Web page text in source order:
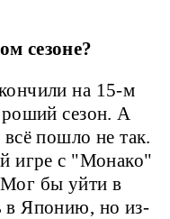
сезоне?
на 15-м
сезон. А
пошло не так.
игре с "Монако"
бы уйти в
в Японию, но из-